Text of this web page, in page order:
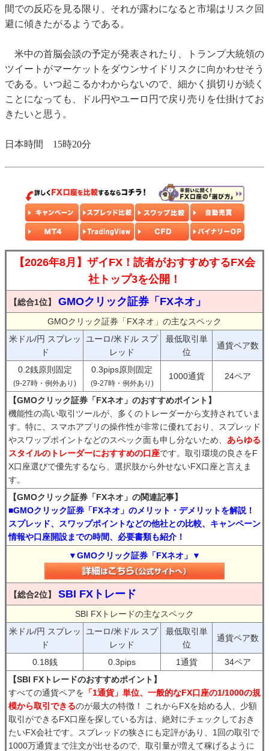
間での反応を見る限り、それが露わになると市場はリスク回
避に傾きたがるようである。
米中の首脳会談の予定が発表されたり、トランプ大統領の
ツイートがマーケットをダウンサイドリスクに向かわせそう
である。いつ起こるかわからないので、細かく損切りが続く
ことになっても、ドル円やユーロ円で戻り売りを仕掛けてお
きたいと思う。
日本時間 15時20分
【2026年8月】ザイFX！読者がおすすめするFX会
社トップ3を公開！
【総合1位】 GMOクリック証券「FXネオ」
GMOクリック証券「FXネオ」の主なスペック
米ドル/円 スプレッ
ド
ユーロ/米ドル スプ
レッド
最低取引単
位
通貨ペア数
0.2銭原則固定
(9-27時・例外あり)
0.3pips原則固定
(9-27時・例外あり)
1000通貨 24ペア
【GMOクリック証券「FXネオ」のおすすめポイント】
機能性の高い取引ツールが、多くのトレーダーから支持されていま
す。特に、スマホアプリの操作性が非常に優れており、スプレッド
やスワップポイントなどのスペック面も申し分ないため、 あらゆる
スタイルのトレーダーにおすすめの口座です。取引環境の良さをF
X口座選びで優先するなら、選択肢から外せないFX口座と言えま
す。
【GMOクリック証券「FXネオ」の関連記事】
■GMOクリック証券「FXネオ」のメリット・デメリットを解説！
スプレッド、スワップポイントなどの他社との比較、キャンペーン
情報や口座開設までの時間、必要書類も紹介！
▼GMOクリック証券「FXネオ」▼
【総合2位】 SBI FXトレード
SBI FXトレードの主なスペック
米ドル/円 スプレッ
ド
ユーロ/米ドル スプ
レッド
最低取引単
位
通貨ペア数
0.18銭 0.3pips 1通貨
34ペア
【SBI FXトレードのおすすめポイント】
すべての通貨ペアを 「1通貨」単位、一般的なFX口座の1/1000の規
模から取引できるのが最大の特徴！ これからFXを始める人、少額
取引ができるFX口座を探している方は、絶対にチェックしておき
たいFX会社です。スプレッドの狭さにも定評があり、1回の取引で
1000万通貨まで注文が出せるので、取引量が増えて稼げるように